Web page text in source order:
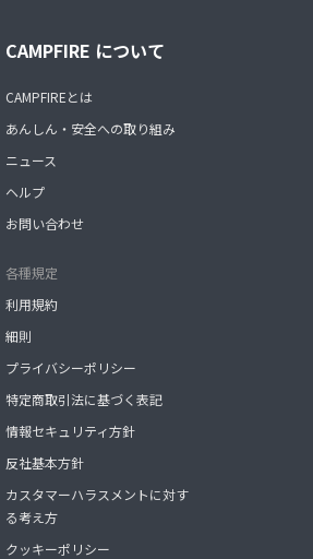
CAMPFIRE について
CAMPFIREとは
あんしん・安全への取り組み
ニュース
ヘルプ
お問い合わせ
各種規定
利用規約
細則
プライバシーポリシー
特定商取引法に基づく表記
情報セキュリティ方針
反社基本方針
カスタマーハラスメントに対す
る考え方
クッキーポリシー